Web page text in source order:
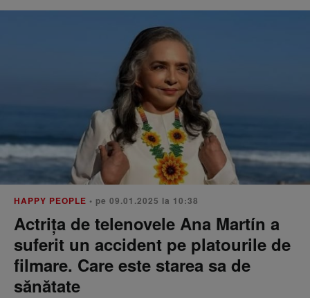
HAPPY PEOPLE • pe 09.01.2025 la 10:38
Actrița de telenovele Ana Martín a
suferit un accident pe platourile de
filmare. Care este starea sa de
sănătate